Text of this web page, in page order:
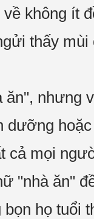
không ít
thấy
nhưng
dưỡng
cả mọi
"nhà ăn"
họ tuổi